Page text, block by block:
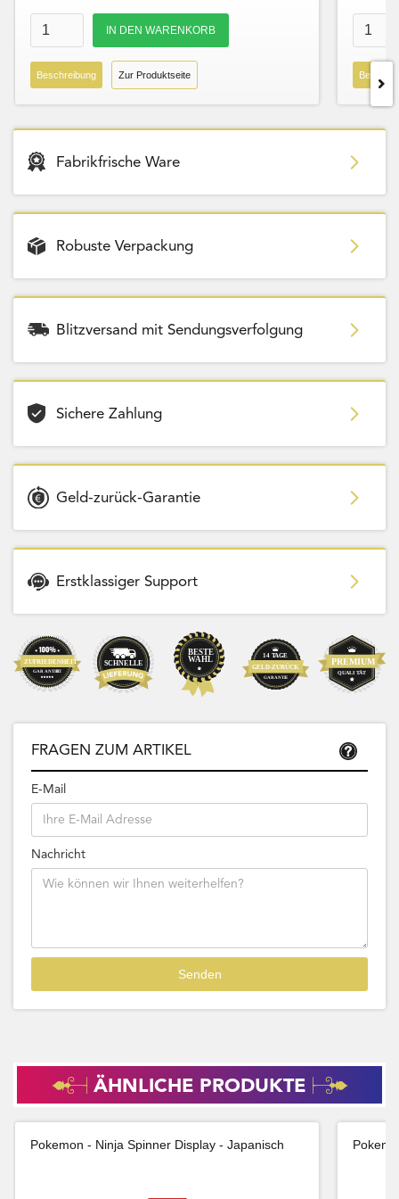
Beschreibung Zur Produktseite
Fabrikfrische Ware
Robuste Verpackung
Blitzversand mit Sendungsverfolgung
Sichere Zahlung
Geld-zurück-Garantie
Erstklassiger Support
FRAGEN ZUM ARTIKEL
E-Mail
Nachricht
ÄHNLICHE PRODUKTE
Pokemon - Ninja Spinner Display - Japanisch